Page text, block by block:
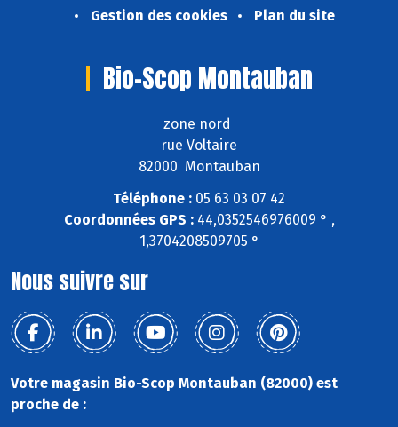
Gestion des cookies
Plan du site
Bio-Scop Montauban
zone nord
rue Voltaire
82000 Montauban
Téléphone : 05 63 03 07 42
Coordonnées GPS :44,0352546976009 ° ,
1,3704208509705 °
Nous suivre sur
Votre magasin Bio-Scop Montauban (82000) est
proche de :